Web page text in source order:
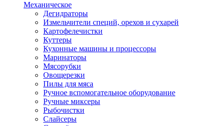
Механическое
Дегидраторы
Измельчители специй, орехов и сухарей
Картофелечистки
Куттеры
Кухонные машины и процессоры
Маринаторы
Мясорубки
Овощерезки
Пилы для мяса
Ручное вспомогательное оборудование
Ручные миксеры
Рыбочистки
Слайсеры